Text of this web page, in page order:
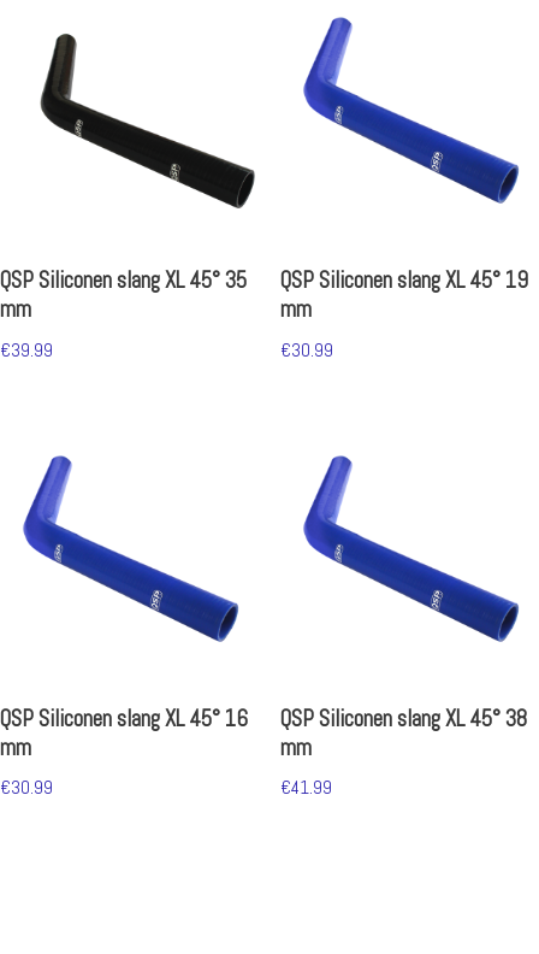
QSP Siliconen slang XL 45° 35
mm
€39.99
QSP Siliconen slang XL 45° 19
mm
€30.99
QSP Siliconen slang XL 45° 16
mm
€30.99
QSP Siliconen slang XL 45° 38
mm
€41.99